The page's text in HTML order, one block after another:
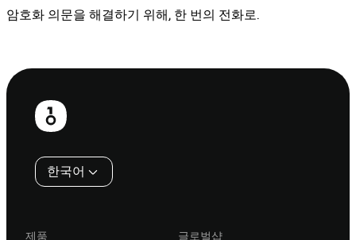
암호화 의문을 해결하기 위해, 한 번의 전화로.
보
한국어
제품
글로벌샵